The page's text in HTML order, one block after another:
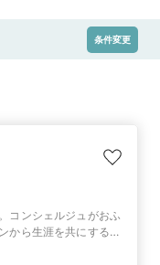
条件変更
コンシェルジュがおふ
から生涯を共にする指